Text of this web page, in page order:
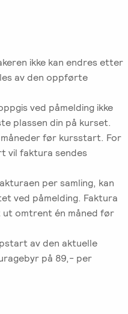
ikke kan endres etter
av den oppførte
ved påmelding ikke
plassen din på kurset.
før kursstart. For
vil faktura sendes
per samling, kan
ved påmelding. Faktura
ut omtrent én måned før
av den aktuelle
på 89,- per